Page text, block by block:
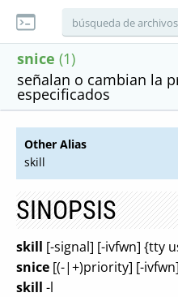
snice (1)
señalan o cambian la
especificados
Other Alias
skill
SINOPSIS
skill [-signal] [-ivfwn] {tty
snice [(-|+)priority] [-
skill -l